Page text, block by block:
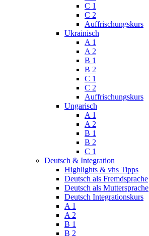
C 1
C 2
Auffrischungskurs
Ukrainisch
A 1
A 2
B 1
B 2
C 1
C 2
Auffrischungskurs
Ungarisch
A 1
A 2
B 1
B 2
C 1
Deutsch & Integration
Highlights & vhs Tipps
Deutsch als Fremdsprache
Deutsch als Muttersprache
Deutsch Integrationskurs
A 1
A 2
B 1
B 2